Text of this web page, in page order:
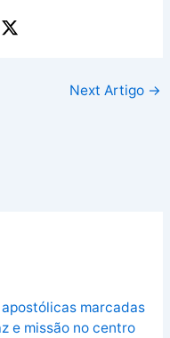
Next Artigo →
marcadas
e missão no centro